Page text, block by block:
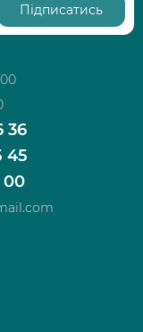
Підписатись
36
45
00